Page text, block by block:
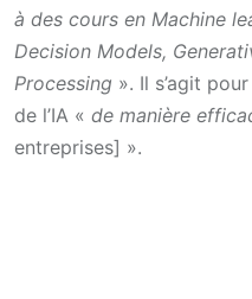
à des cours en Machine
Decision Models,
Processing ». Il s’agit
de l’IA « de manière
entreprises] ».